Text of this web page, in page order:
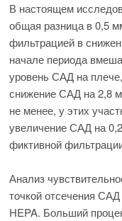
В настоящем
общая разница в 0,5
фильтрацией в
начале периода
уровень САД на
снижение САД на 2,8
не менее, у этих
увеличение САД на
фиктивной
Анализ
точкой отсечения
HEPA. Больший